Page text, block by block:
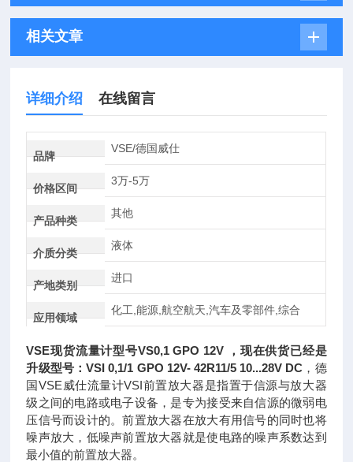
相关文章
详细介绍 在线留言
品牌
VSE/德国威仕
价格区间
3万-5万
产品种类
其他
介质分类
液体
产地类别
进口
应用领域
化工,能源,航空航天,汽车及零部件,综合
VSE现货流量计型号VS0,1 GPO 12V ，现在供货已经是
升级型号：VSI 0,1/1 GPO 12V- 42R11/5 10...28V DC ，德
国VSE威仕流量计VSI前置放大器是指置于信源与放大器
级之间的电路或电子设备，是专为接受来自信源的微弱电
压信号而设计的。前置放大器在放大有用信号的同时也将
噪声放大，低噪声前置放大器就是使电路的噪声系数达到
最小值的前置放大器。